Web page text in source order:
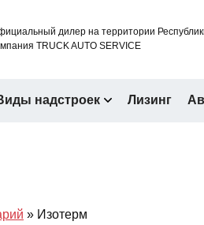
дилер на территории
TRUCK AUTO SERVICE
надстроек Лизинг
» Изотерм